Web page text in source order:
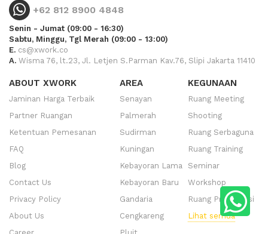
+62 812 8900 4848
Senin - Jumat (09:00 - 16:30)
Sabtu, Minggu, Tgl Merah (09:00 - 13:00)
E. cs@xwork.co
A. Wisma 76, lt.23, Jl. Letjen S.Parman Kav.76, Slipi Jakarta 11410
ABOUT XWORK
Jaminan Harga Terbaik
Partner Ruangan
Ketentuan Pemesanan
FAQ
Blog
Contact Us
Privacy Policy
About Us
AREA
Senayan
Palmerah
Sudirman
Kuningan
Kebayoran Lama
Kebayoran Baru
Gandaria
Cengkareng
KEGUNAAN
Ruang Meeting
Shooting
Ruang Serbaguna
Ruang Training
Seminar
Workshop
Ruang Presentasi
Lihat semua